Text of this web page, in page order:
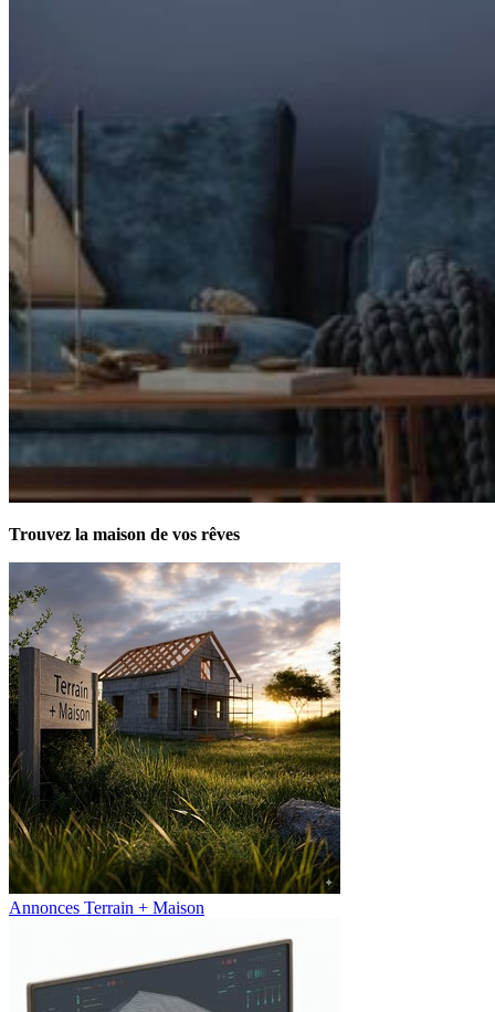
Trouvez la maison de vos rêves
Annonces Terrain + Maison